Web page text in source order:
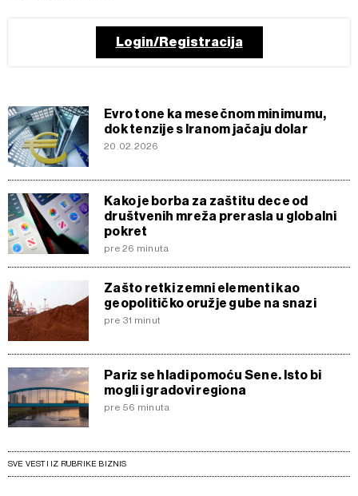
Login/Registracija
Evro tone ka mesečnom minimumu,
dok tenzije s Iranom jačaju dolar
20.02.2026
Kako je borba za zaštitu dece od
društvenih mreža prerasla u globalni
pokret
pre 26 minuta
Zašto retki zemni elementi kao
geopolitičko oružje gube na snazi
pre 31 minut
Pariz se hladi pomoću Sene. Isto bi
mogli i gradovi regiona
pre 56 minuta
SVE VESTI IZ RUBRIKE BIZNIS